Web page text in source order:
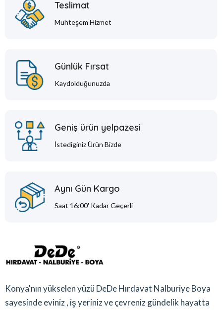
Teslimat
Muhteşem Hizmet
Günlük Fırsat
Kaydolduğunuzda
Geniş ürün yelpazesi
İstediginiz Ürün Bizde
Aynı Gün Kargo
Saat 16:00' Kadar Geçerli
Konya'nın yükselen yüzü DeDe Hırdavat Nalburiye Boya
sayesinde eviniz , iş yeriniz ve çevreniz gündelik hayatta